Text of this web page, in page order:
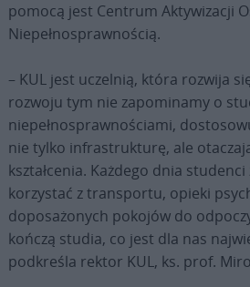
pomocą jest Centrum Aktywizacji
Niepełnosprawnością.
– KUL jest uczelnią, która rozwija
rozwoju tym nie zapominamy o
niepełnosprawnościami,
nie tylko infrastrukturę, ale
kształcenia. Każdego dnia
korzystać z transportu, opieki
doposażonych pokojów do
kończą studia, co jest dla nas
podkreśla rektor KUL, ks. prof.